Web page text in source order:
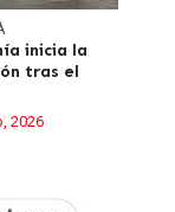
inicia la
tras el
2026